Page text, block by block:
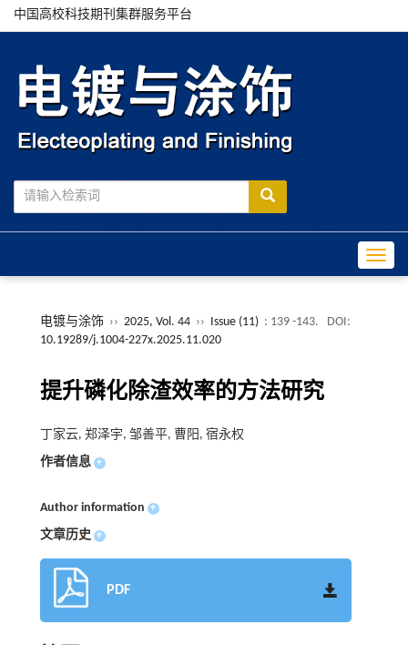
中国高校科技期刊集群服务平台
电镀与涂饰 ›› 2025, Vol. 44 ›› Issue (11) : 139 -143.
DOI:
10.19289/j.1004-227x.2025.11.020
提升磷化除渣效率的方法研究
丁家云, 郑泽宇, 邹善平, 曹阳, 宿永权
作者信息 +
Author information +
文章历史 +
PDF